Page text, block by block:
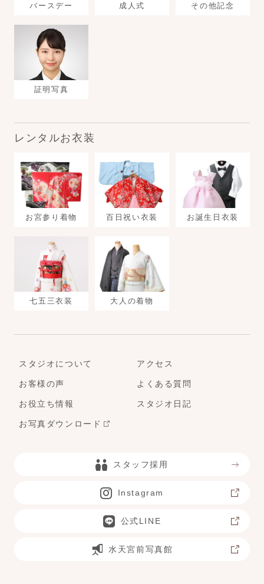
バースデー 成人式 その他記念
証明写真
レンタルお衣装
お宮参り着物 百日祝い衣装 お誕生日衣装
七五三衣装 大人の着物
スタジオについて アクセス
お客様の声 よくある質問
お役立ち情報 スタジオ日記
お写真ダウンロード
スタッフ採用
Instagram
公式LINE
水天宮前写真館